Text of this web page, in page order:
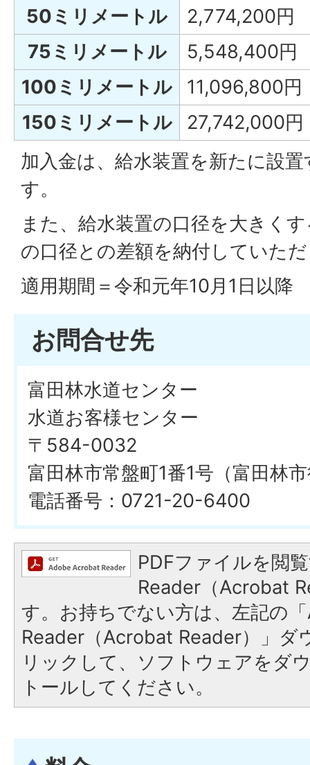
50ミリメートル
2,774,200円
75ミリメートル
5,548,400円
100ミリメートル
11,096,800円
150ミリメートル
27,742,000円
加入金は、給水装置を新たに設
す。
また、給水装置の口径を大きく
の口径との差額を納付していた
適用期間＝令和元年10月1日以降
お問合せ先
富田林水道センター
水道お客様センター
〒584-0032
富田林市常盤町1番1号（富田林
電話番号：0721-20-6400
PDFファイルを閲
Reader（Acrobat
す。お持ちでない方は、左記の
Reader（Acrobat Reader）」ダ
リックして、ソフトウェアをダ
トールしてください。